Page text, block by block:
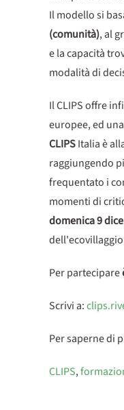
Il modello si
(comunità), al
e la capacità
modalità di
Il CLIPS offre
europee, ed
CLIPSItalia è
raggiungendo
frequentato i
momenti di
domenica 9
dell'ecovillaggio
Per partecipare
Scrivi a:
Per saperne di
CLIPS,